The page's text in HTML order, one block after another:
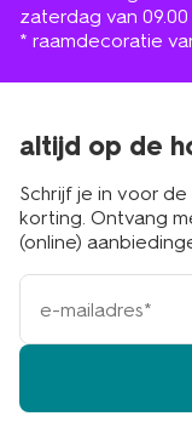
zaterdag van 09.00
* raamdecoratie
altijd op de
Schrijf je in voor
korting. Ontvang
(online)
e-
mailadres